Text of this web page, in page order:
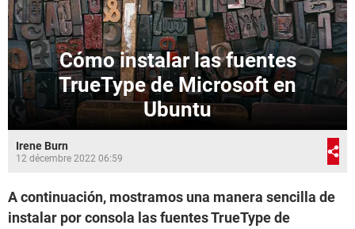
Cómo instalar las fuentes
TrueType de Microsoft en
Ubuntu
Irene Burn
12 décembre 2022 06:59
A continuación, mostramos una manera sencilla de
instalar por consola las fuentes TrueType de